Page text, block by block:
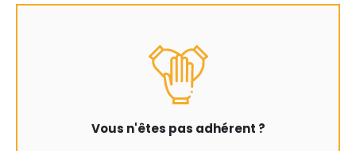
Vous n'êtes pas adhérent ?